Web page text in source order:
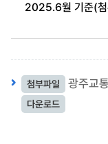
2025.6월 기준(첨
첨부파일 광주교
다운로드